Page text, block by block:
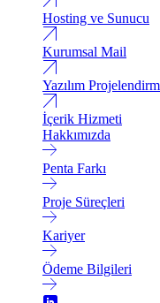
Hosting ve Sunucu
Kurumsal Mail
Yazılım
İçerik Hizmeti
Hakkımızda
Penta Farkı
Proje Süreçleri
Kariyer
Ödeme Bilgileri